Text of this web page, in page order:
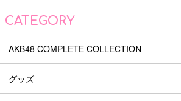
CATEGORY
AKB48 COMPLETE COLLECTION
グッズ